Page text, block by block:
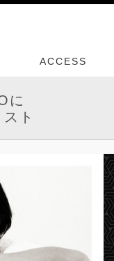
ACCESS
に
ト